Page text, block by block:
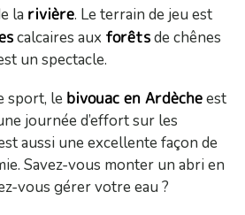
la rivière. Le terrain de jeu est
calcaires aux forêtsde chênes
un spectacle.
sport, le bivouac en Ardècheest
journée d’effort sur les
aussi une excellente façon de
Savez-vous monter un abri en
vous gérer votre eau ?